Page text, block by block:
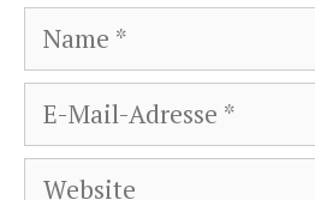
Name
E-
Mail-
Adresse
Website